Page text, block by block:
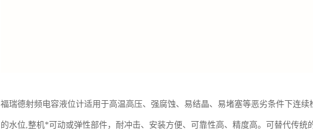
福瑞德射频电容液位计适用于高温高压、强腐蚀、易结晶、易堵塞等恶劣条件下连
的水位,整机*可动或弹性部件，耐冲击、安装方便、可靠性高、精度高。可替代传